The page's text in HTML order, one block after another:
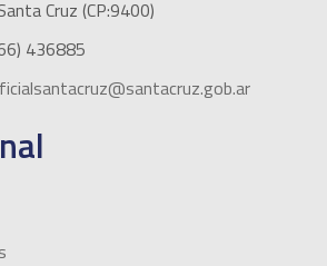
Cruz (CP:9400)
436885